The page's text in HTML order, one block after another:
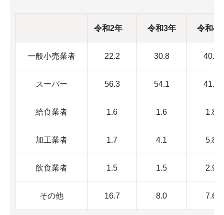
令和2年 令和3年 令和4
一般小売業者 22.2 30.8 40.5
スーパー 56.3 54.1 41.4
給食業者 1.6 1.6 1.8
加工業者 1.7 4.1 5.8
飲食業者 1.5 1.5 2.9
その他 16.7 8.0 7.6